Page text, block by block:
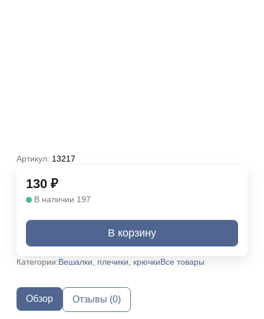
Артикул: 13217
130 ₽
В наличии 197
В корзину
Категории:Вешалки, плечики, крючкиВсе товары
Обзор Отзывы (0)